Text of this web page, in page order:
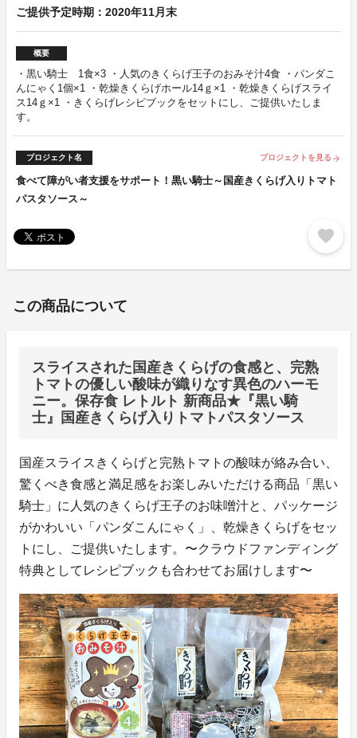
ご提供予定時期：2020年11月末
概要
・黒い騎士 1食×3 ・人気のきくらげ王子のおみそ汁4食 ・パンダこ
んにゃく1個×1 ・乾燥きくらげホール14ｇ×1 ・乾燥きくらげスライ
ス14ｇ×1 ・きくらげレシピブックをセットにし、ご提供いたしま
す。
プロジェクト名 プロジェクトを見る arrow_forward
食べて障がい者支援をサポート！黒い騎士～国産きくらげ入りトマト
パスタソース～
favorite
この商品について
スライスされた国産きくらげの食感と、完熟
トマトの優しい酸味が織りなす異色のハーモ
ニー。保存食 レトルト 新商品★『黒い騎
士』国産きくらげ入りトマトパスタソース
国産スライスきくらげと完熟トマトの酸味が絡み合い、
驚くべき食感と満足感をお楽しみいただける商品「黒い
騎士」に人気のきくらげ王子のお味噌汁と、パッケージ
がかわいい「パンダこんにゃく」、乾燥きくらげをセッ
トにし、ご提供いたします。〜クラウドファンディング
特典としてレシピブックも合わせてお届けします〜